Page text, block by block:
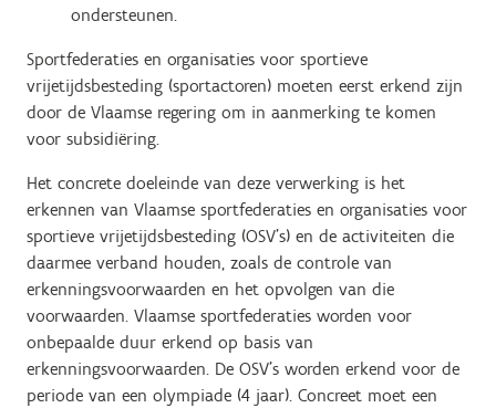
ondersteunen.
Sportfederaties en organisaties voor sportieve
vrijetijdsbesteding (sportactoren) moeten eerst erkend zijn
door de Vlaamse regering om in aanmerking te komen
voor subsidiëring.
Het concrete doeleinde van deze verwerking is het
erkennen van Vlaamse sportfederaties en organisaties voor
sportieve vrijetijdsbesteding (OSV’s) en de activiteiten die
daarmee verband houden, zoals de controle van
erkenningsvoorwaarden en het opvolgen van die
voorwaarden. Vlaamse sportfederaties worden voor
onbepaalde duur erkend op basis van
erkenningsvoorwaarden. De OSV’s worden erkend voor de
periode van een olympiade (4 jaar). Concreet moet een